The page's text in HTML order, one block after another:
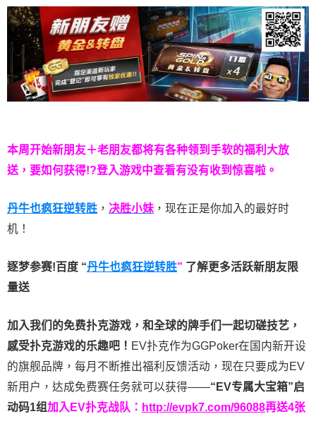
本周开始新朋友＋老朋友都将有各种领到手软的福利大放
送，要如何获得!?登入游戏中查看有没有收到惊喜啦。
丹牛也疯狂逆转胜 ， 决胜小妹 ，现在正是你加入的最好时
机！
逐梦参赛!百度 “丹牛也疯狂逆转胜” 了解更多活跃新朋友限
量送
加入我们的免费扑克游戏，和全球的牌手们一起切磋技艺，
感受扑克游戏的乐趣吧！ EV扑克作为GGPoker在国内新开设
的旗舰品牌，每月不断推出福利反馈活动，现在只要成为EV
新用户，达成免费赛任务就可以获得——“EV专属大宝箱”启
动码1组加入EV扑克战队： http://evpk7.com/96088再送4张